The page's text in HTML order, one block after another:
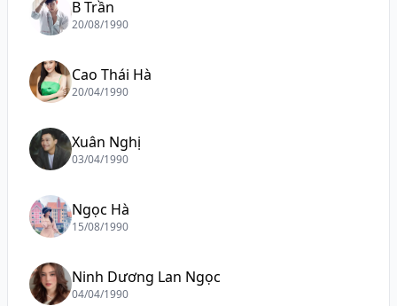
B Trần
20/08/1990
Cao Thái Hà
20/04/1990
Xuân Nghị
03/04/1990
Ngọc Hà
15/08/1990
Ninh Dương Lan Ngọc
04/04/1990